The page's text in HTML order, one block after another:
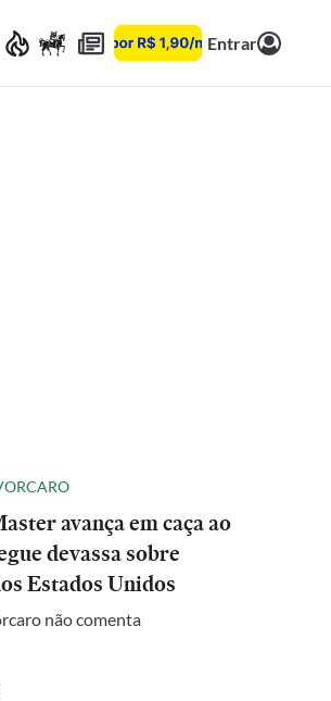
Entrar
avança em caça ao
devassa sobre
Estados Unidos
não comenta